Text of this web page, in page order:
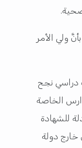
ولي الأمر
دراسي نجح
الخاصة
للشهادة
خارج دولة